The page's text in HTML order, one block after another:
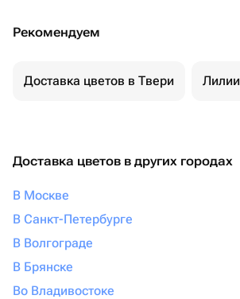
Рекомендуем
Доставка цветов в Твери Лилии
Доставка цветов в других городах
В Москве
В Санкт-Петербурге
В Волгограде
В Брянске
Во Владивостоке